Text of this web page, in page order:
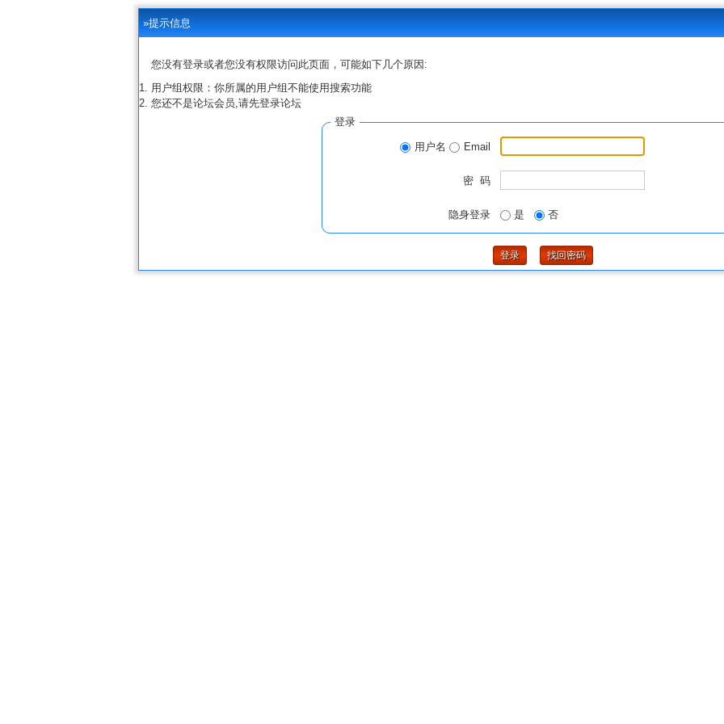
»提示信息
您没有登录或者您没有权限访问此页面，可能如下几个原因:
用户组权限：你所属的用户组不能使用搜索功能
您还不是论坛会员,请先登录论坛
登录
用户名 Email
密 码
隐身登录 是 否